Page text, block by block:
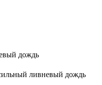
дождь
ливневый дождь